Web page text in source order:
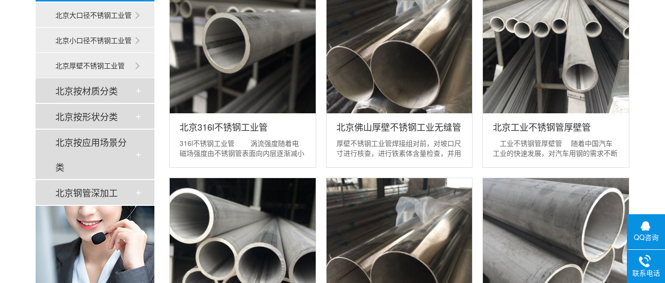
北京大口径不锈钢工业管
北京小口径不锈钢工业管
北京厚壁不锈钢工业管
北京按材质分类
北京按形状分类
北京按应用场景分
类
北京钢管深加工
北京316l不锈钢工业管
316l不锈钢工业管 涡流强度随着电
磁场强度由不锈钢管表面向内层逐渐减小
度从表面向内层降低到其数值等于表面更
大 涡流强度的0.368倍时，该处到表面的
距离就称为电流透入深度。 ...
北京佛山厚壁不锈钢工业无缝管
厚壁不锈钢工业管焊接组对前，对坡口尺
寸进行核查，进行铁素体含量检查，并用
弧焊，焊接工艺与正式焊接工艺相同。作
为正式焊缝组成部分，定位焊缝必须完全
焊透，熔合良好、无气孔等缺陷。焊缝应
平滑过渡到母...
北京工业不锈钢管厚壁管
工业不锈钢管厚壁管 随着中国汽车
工业的快速发展，对汽车用钢的需求不断
有较高的耐热特性、耐腐蚀特性和良好的
延展性能，普遍应用于各种汽车零部件，
如车身、底盘、排气系统等。据数据显
示，近年来...
QQ咨询
联系电话